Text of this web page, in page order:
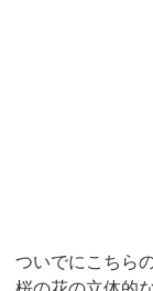
ついでにこちら